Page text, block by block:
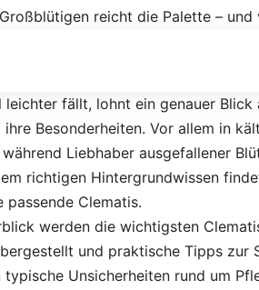
reicht die Palette –
leichter fällt, lohnt ein genauer
ihre Besonderheiten. Vor allem in
Liebhaber ausgefallener
richtigen Hintergrundwissen
passende Clematis.
werden die wichtigsten
und praktische Tipps
typische Unsicherheiten rund um